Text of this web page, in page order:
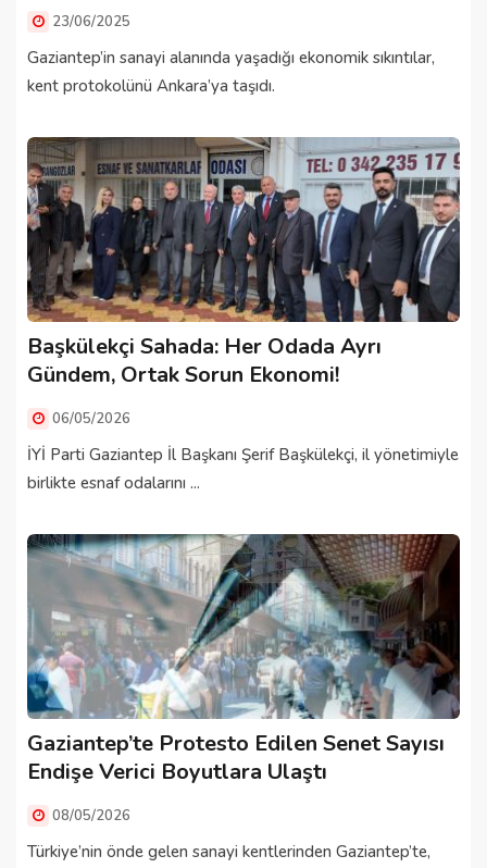
23/06/2025
Gaziantep’in sanayi alanında yaşadığı ekonomik sıkıntılar,
kent protokolünü Ankara’ya taşıdı.
Başkülekçi Sahada: Her Odada Ayrı
Gündem, Ortak Sorun Ekonomi!
06/05/2026
İYİ Parti Gaziantep İl Başkanı Şerif Başkülekçi, il yönetimiyle
birlikte esnaf odalarını ...
Gaziantep’te Protesto Edilen Senet Sayısı
Endişe Verici Boyutlara Ulaştı
08/05/2026
Türkiye’nin önde gelen sanayi kentlerinden Gaziantep’te,